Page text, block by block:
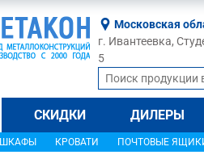
Московская
г. Ивантеевка,
5
СКИДКИ ДИЛЕРЫ
ШКАФЫ КРОВАТИ ПОЧТОВЫЕ